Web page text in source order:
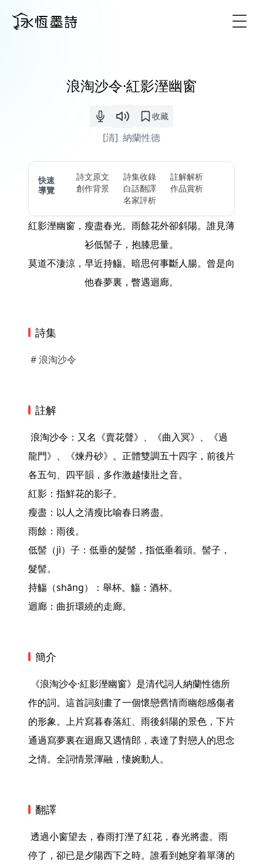
浪淘沙令·紅影溼幽窗
收藏
[清] 納蘭性德
快速
導覽
詩文原文 詩集收錄
註解解析
創作背景
白話翻譯
作品賞析
名家評析
紅影溼幽窗，瘦盡春光。雨餘花外卻斜陽。誰見薄
衫低髻子，抱膝思量。
莫道不淒涼，早近持觴。暗思何事斷人腸。曾是向
他春夢裏，瞥遇迴廊。
詩集
# 浪淘沙令
註解
龍門》、《煉丹砂》。正體雙調五十四字，前後片
各五句、四平韻，多作激越悽壯之音。
紅影：指鮮花的影子。
瘦盡：以人之清瘦比喻春日將盡。
雨餘：雨後。
低髻（jì）子：低垂的髮髻，指低垂着頭。髻子，
髮髻。
持觴（shāng）：舉杯。觴：酒杯。
迴廊：曲折環繞的走廊。
簡介
作的詞。這首詞刻畫了一個懷戀舊情而幽怨感傷者
的形象。上片寫暮春落紅、雨後斜陽的景色，下片
通過寫夢裏在迴廊又遇情郎，表達了對戀人的思念
之情。全詞情景渾融，悽婉動人。
翻譯
停了，卻已是夕陽西下之時。誰看到她穿着單薄的